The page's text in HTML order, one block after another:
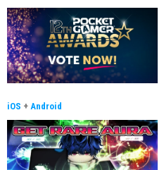
iOS + Android